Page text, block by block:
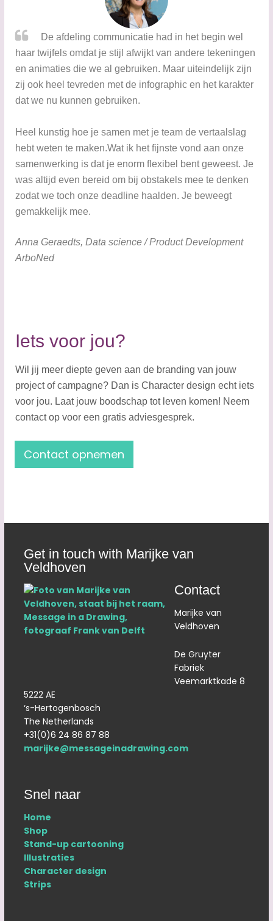
​​​​De afdeling communicatie had in het begin wel
haar twijfels omdat je stijl afwijkt van andere tekeningen
en animaties die we al gebruiken. Maar uiteindelijk zijn
zij ook heel tevreden met de infographic en het karakter
dat we nu kunnen gebruiken.
Heel kunstig hoe je samen met je team de vertaalslag
hebt weten te maken.Wat ik het fijnste vond aan onze
samenwerking is dat je enorm flexibel bent geweest. Je
was altijd even bereid om bij obstakels mee te denken
zodat we toch onze deadline haalden. Je beweegt
gemakkelijk mee.
​​Anna Geraedts, Data science / Product Development
ArboNed
Iets voor jou?
Wil jij meer diepte geven aan de branding van jouw
project of campagne? Dan is Character design echt iets
voor jou. Laat jouw boodschap tot leven komen! Neem
contact op voor een gratis adviesgesprek.
​Contact opnemen
Get in touch with Marijke van
Veldhoven
Contact
Marijke van
Veldhoven
De Gruyter
Fabriek
Veemarktkade 8
5222 AE
‘s-Hertogenbosch
The Netherlands
+31(0)6 24 86 87 88
marijke@messageinadrawing.com
Snel naar
Home
Shop
Stand-up cartooning
Illustraties
Character design
Strips